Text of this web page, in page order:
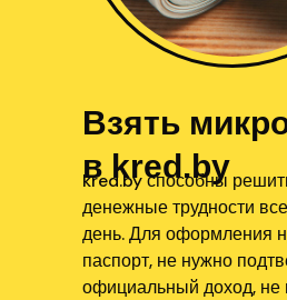
kred.by способны
денежные трудности
день. Для оформления
паспорт, не нужно
официальный доход, не
Взять
в kred.by